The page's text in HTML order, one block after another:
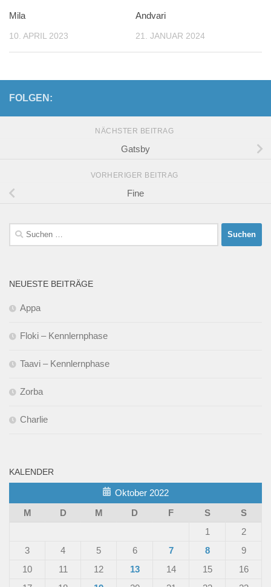
Mila
10. APRIL 2023
Andvari
21. JANUAR 2024
FOLGEN:
NÄCHSTER BEITRAG
Gatsby
VORHERIGER BEITRAG
Fine
Suchen
nach:
NEUESTE BEITRÄGE
Appa
Floki – Kennlernphase
Taavi – Kennlernphase
Zorba
Charlie
KALENDER
Oktober 2022
M
D M D F S
S
1
2
3
4 5 6 7 8
9
10
11 12 13 14 15
16